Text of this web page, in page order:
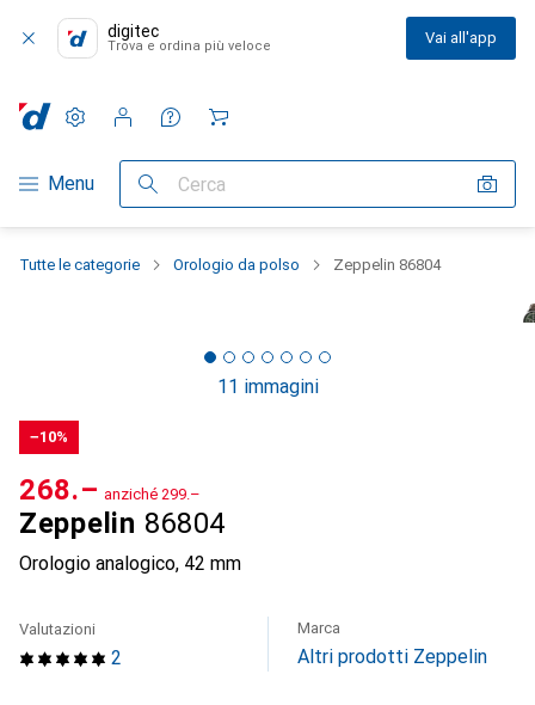
digitec
Trova e ordina più veloce Vai all'app
Categoria Navigazione
Menu Cerca
Impostazioni
Conto cliente
Liste di confronto
Liste dei desideri
Carrello
Tutte le categorie Orologio da polso Zeppelin 86804
11 immagini
−10%
Zeppelin 86804
Orologio analogico, 42 mm
CHF
268.– anziché CHF
299.–
2
Valutazioni Marca
Altri prodotti Zeppelin